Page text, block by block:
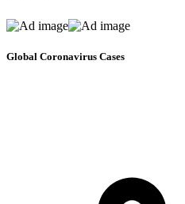
Global Coronavirus Cases